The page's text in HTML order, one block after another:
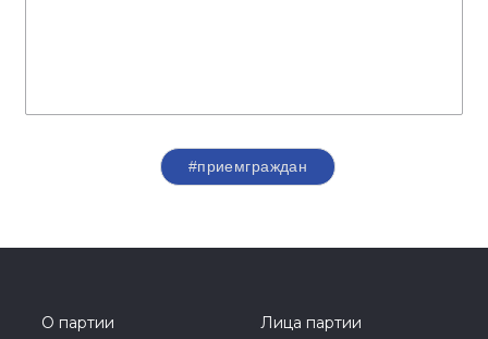
#приемграждан
О партии
Лица партии